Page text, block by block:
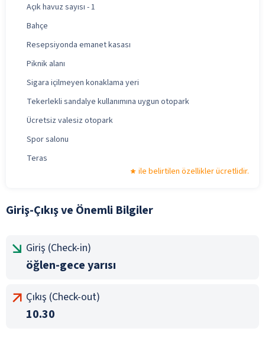
Açık havuz sayısı - 1
Bahçe
Resepsiyonda emanet kasası
Piknik alanı
Sigara içilmeyen konaklama yeri
Tekerlekli sandalye kullanımına uygun otopark
Ücretsiz valesiz otopark
Spor salonu
Teras
ile belirtilen özellikler ücretlidir.
Giriş-Çıkış ve Önemli Bilgiler
Giriş (Check-in)
öğlen-gece yarısı
Çıkış (Check-out)
10.30